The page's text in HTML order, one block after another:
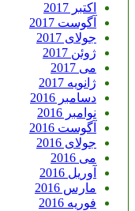
اکتبر 2017
آگوست 2017
جولای 2017
ژوئن 2017
می 2017
ژانویه 2017
دسامبر 2016
نوامبر 2016
آگوست 2016
جولای 2016
می 2016
آوریل 2016
مارس 2016
فوریه 2016